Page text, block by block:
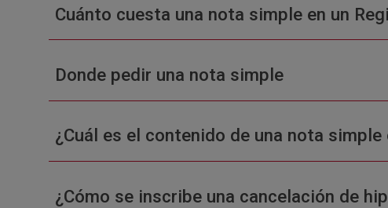
Cuánto cuesta una nota simple en un
Donde pedir una nota simple
¿Cuál es el contenido de una nota
¿Cómo se inscribe una cancelación de